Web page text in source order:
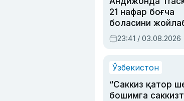
21 нафар боғча
боласини
содир этган
ҳукми ўқилди
23:41 / 03.08.2026
Ўзбекистон
“Саккиз қатор
бошимга